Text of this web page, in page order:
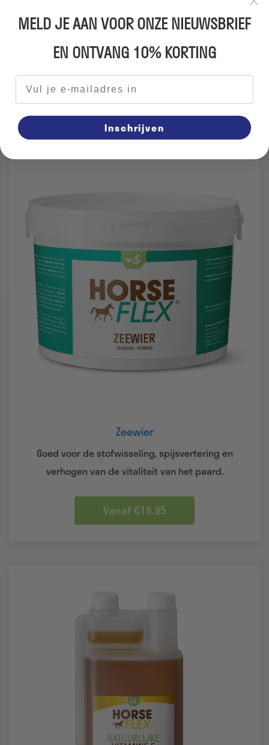
Een smakelijk multivitamine brokje op basis van
Vanaf €28.95
Zeewier
Goed voor de stofwisseling, spijsvertering en
verhogen van de vitaliteit van het paard.
Vanaf €18.95
MELD JE AAN VOOR ONZE NIEUWSBRIEF
EN ONTVANG 10% KORTING
E-mailadres
Inschrijven